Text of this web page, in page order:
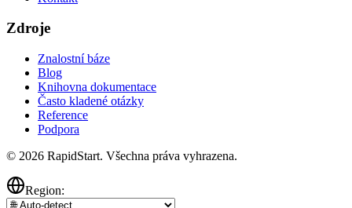
Zdroje
Znalostní báze
Blog
Knihovna dokumentace
Často kladené otázky
Reference
Podpora
© 2026 RapidStart. Všechna práva vyhrazena.
Region: